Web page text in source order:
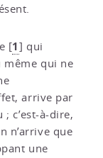
[1] qui
même qui ne
arrive par
c’est-à-dire,
n’arrive que
une